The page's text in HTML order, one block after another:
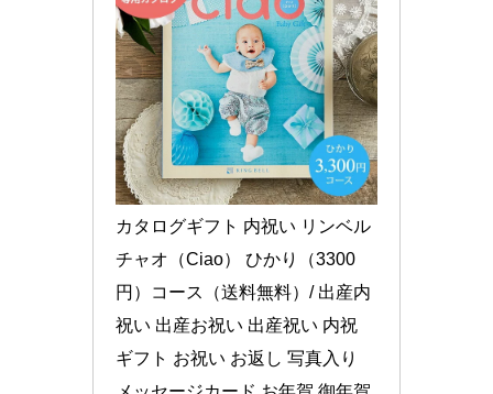
カタログギフト 内祝い リンベル
チャオ（Ciao） ひかり（3300
円）コース（送料無料）/ 出産内
祝い 出産お祝い 出産祝い 内祝
ギフト お祝い お返し 写真入り